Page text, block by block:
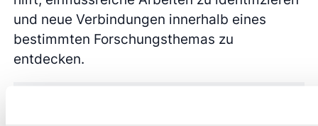
und neue Verbindungen innerhalb eines
bestimmten Forschungsthemas zu
entdecken.